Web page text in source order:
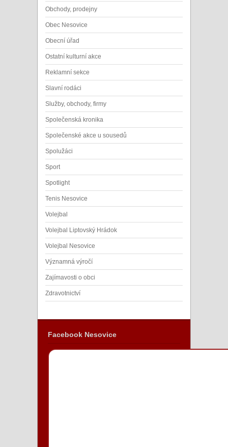
Obchody, prodejny
Obec Nesovice
Obecní úřad
Ostatní kulturní akce
Reklamní sekce
Slavní rodáci
Služby, obchody, firmy
Společenská kronika
Společenské akce u sousedů
Spolužáci
Sport
Spotlight
Tenis Nesovice
Volejbal
Volejbal Liptovský Hrádok
Volejbal Nesovice
Významná výročí
Zajímavosti o obci
Zdravotnictví
Facebook Nesovice